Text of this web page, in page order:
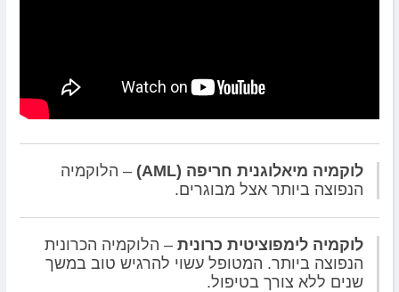
לוקמיה מיאלוגנית חריפה (AML)
– הלוקמיה
הנפוצה ביותר אצל מבוגרים.
לוקמיה לימפוציטית כרונית – הלוקמיה הכרונית
הנפוצה ביותר. המטופל עשוי להרגיש טוב במשך
שנים ללא צורך בטיפול.